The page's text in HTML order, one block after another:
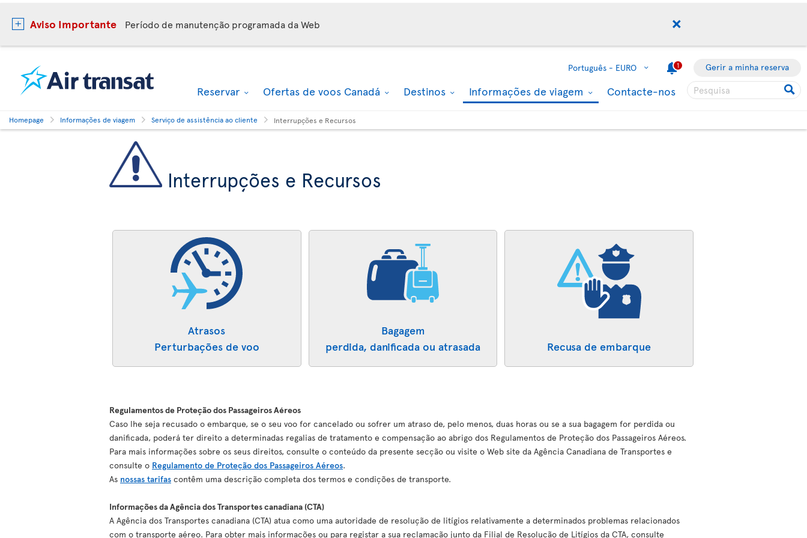
Aviso Importante Período de manutenção programada da Web
Português - EURO 1 Gerir a minha reserva
Reservar Ofertas de voos Canadá Destinos Informações de viagem Contacte-nos
Homepage Informações de viagem Serviço de assistência ao cliente Interrupções e Recursos
Interrupções e Recursos
Atrasos
Perturbações de voo
Bagagem
perdida, danificada ou atrasada
Recusa de embarque
Regulamentos de Proteção dos Passageiros Aéreos
Caso lhe seja recusado o embarque, se o seu voo for cancelado ou sofrer um atraso de, pelo menos, duas horas ou se a sua bagagem for perdida ou
danificada, poderá ter direito a determinadas regalias de tratamento e compensação ao abrigo dos Regulamentos de Proteção dos Passageiros Aéreos.
Para mais informações sobre os seus direitos, consulte o conteúdo da presente secção ou visite o Web site da Agência Canadiana de Transportes e
consulte o Regulamento de Proteção dos Passageiros Aéreos.
As nossas tarifas contêm uma descrição completa dos termos e condições de transporte.
Informações da Agência dos Transportes canadiana (CTA)
A Agência dos Transportes canadiana (CTA) atua como uma autoridade de resolução de litígios relativamente a determinados problemas relacionados
com o transporte aéreo. Para obter mais informações ou para registar a sua reclamação junto da Filial de Resolução de Litígios da CTA, consulte